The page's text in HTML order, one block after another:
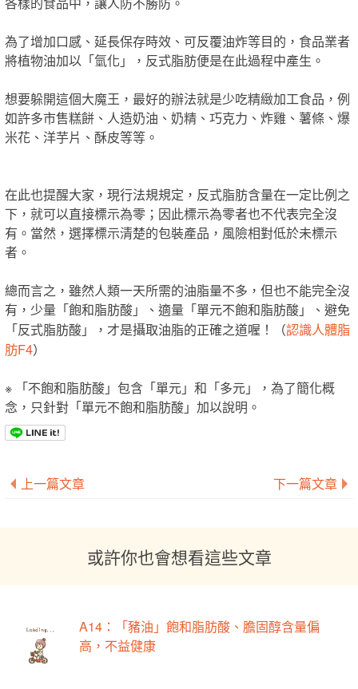
為了增加口感、延長保存時效、可反覆油炸等目的，食品業者
將植物油加以「氫化」，反式脂肪便是在此過程中產生。
想要躲開這個大魔王，最好的辦法就是少吃精緻加工食品，例
如許多市售糕餅、人造奶油、奶精、巧克力、炸雞、薯條、爆
米花、洋芋片、酥皮等等。
在此也提醒大家，現行法規規定，反式脂肪含量在一定比例之
下，就可以直接標示為零；因此標示為零者也不代表完全沒
有。當然，選擇標示清楚的包裝產品，風險相對低於未標示
者。
總而言之，雖然人類一天所需的油脂量不多，但也不能完全沒
有，少量「飽和脂肪酸」、適量「單元不飽和脂肪酸」、避免
「反式脂肪酸」，才是攝取油脂的正確之道喔！（認識人體脂
肪F4）
※ 「不飽和脂肪酸」包含「單元」和「多元」，為了簡化概
念，只針對「單元不飽和脂肪酸」加以說明。
上一篇文章 下一篇文章
或許你也會想看這些文章
A14：「豬油」飽和脂肪酸、膽固醇含量偏
高，不益健康